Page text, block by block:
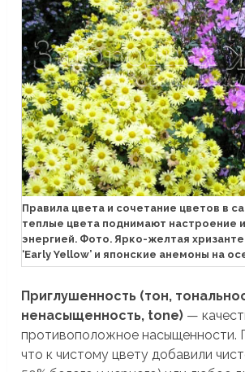
Правила цвета и сочетание цветов в
теплые цвета поднимают настроение
энергией. Фото. Ярко-желтая
‘Early Yellow’ и японские анемоны на
Приглушенность (тон,
ненасыщенность, tone) —
противоположное насыщенности.
что к чистому цвету добавили